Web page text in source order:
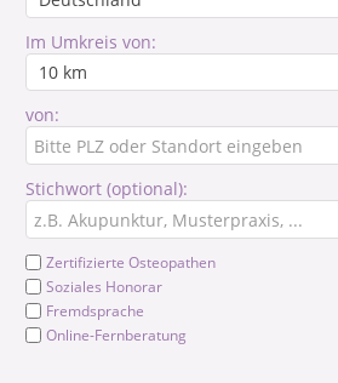
Im Umkreis von:
von:
Stichwort (optional):
Zertifizierte Osteopathen
Soziales Honorar
Fremdsprache
Online-Fernberatung